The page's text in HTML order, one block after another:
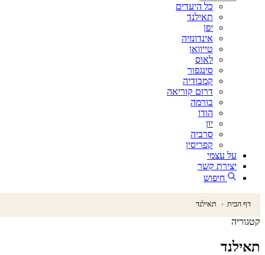
כל היעדים
תאילנד
יפן
אינדונזיה
טייוואן
לאוס
סינגפור
קמבודיה
דרום קוריאה
בורמה
הודו
יון
סרביה
קפריסין
על עצמי
יצירת קשר
חיפוש
דף הבית ‹ תאילנד
קטגוריה
תאילנד